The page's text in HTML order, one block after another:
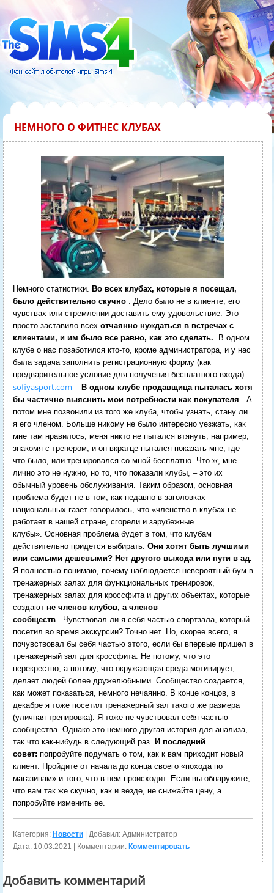
НЕМНОГО О ФИТНЕС КЛУБАХ
Немного статистики. Во всех клубах, которые я посещал,
было действительно скучно. Дело было не в клиенте, его
чувствах или стремлении доставить ему удовольствие. Это
просто заставило всех отчаянно нуждаться в встречах с
клиентами, и им было все равно, как это сделать.
В одном
клубе о нас позаботился кто-то, кроме администратора, и у нас
была задача заполнить регистрационную форму (как
предварительное условие для получения бесплатного входа).
sofiyasport.com – В одном клубе продавщица пыталась хотя
бы частично выяснить мои потребности как покупателя . А
потом мне позвонили из того же клуба, чтобы узнать, стану ли
я его членом. Больше никому не было интересно уезжать, как
мне там нравилось, меня никто не пытался втянуть, например,
знакомя с тренером, и он вкратце пытался показать мне, где
что было, или тренировался со мной бесплатно. Что ж, мне
лично это не нужно, но то, что показали клубы, – это их
обычный уровень обслуживания. Таким образом, основная
проблема будет не в том, как недавно в заголовках
национальных газет говорилось, что «членство в клубах не
работает в нашей стране, сгорели и зарубежные
клубы». Основная проблема будет в том, что клубам
действительно придется выбирать. Они хотят быть лучшими
или самыми дешевыми? Нет другого выхода или пути в ад.
Я полностью понимаю, почему наблюдается невероятный бум в
тренажерных залах для функциональных тренировок,
тренажерных залах для кроссфита и других объектах, которые
создают не членов клубов, а членов
сообществ. Чувствовал ли я себя частью спортзала, который
посетил во время экскурсии? Точно нет. Но, скорее всего, я
почувствовал бы себя частью этого, если бы впервые пришел в
тренажерный зал для кроссфита. Не потому, что это
перекрестно, а потому, что окружающая среда мотивирует,
делает людей более дружелюбными. Сообщество создается,
как может показаться, немного нечаянно. В конце концов, в
декабре я тоже посетил тренажерный зал такого же размера
(уличная тренировка). Я тоже не чувствовал себя частью
сообщества. Однако это немного другая история для анализа,
так что как-нибудь в следующий раз. И последний
совет: попробуйте подумать о том, как к вам приходит новый
клиент. Пройдите от начала до конца своего «похода по
магазинам» и того, что в нем происходит. Если вы обнаружите,
что вам так же скучно, как и везде, не снижайте цену, а
попробуйте изменить ее.
Категория: Новости| Добавил: Администратор
Дата: 10.03.2021 | Комментарии: Комментировать
Добавить комментарий